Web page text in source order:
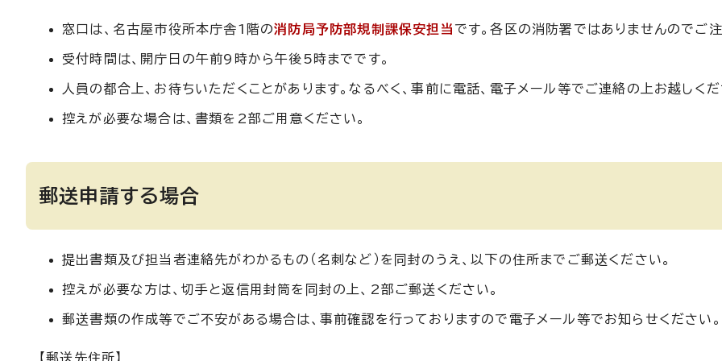
窓口は、名古屋市役所本庁舎1階の消防局予防部規制課保安担当 です。各区の消防署ではありませんのでご注
受付時間は、開庁日の午前9時から午後5時までです。
人員の都合上、お待ちいただくことがあります。なるべく、事前に電話、電子メール等でご連絡の上お越しくだ
控えが必要な場合は、書類を2部ご用意ください。
郵送申請する場合
提出書類及び担当者連絡先がわかるもの（名刺など）を同封のうえ、以下の住所までご郵送ください。
控えが必要な方は、切手と返信用封筒を同封の上、2部ご郵送ください。
郵送書類の作成等でご不安がある場合は、事前確認を行っておりますので電子メール等でお知らせください。
【郵送先住所】